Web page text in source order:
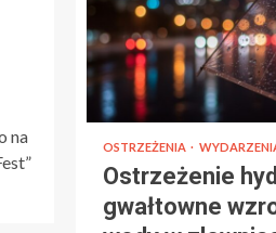
na
OSTRZEŻENIA
Ostrzeżenie
gwałtowne